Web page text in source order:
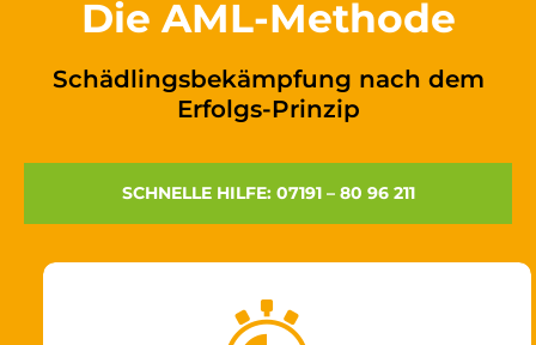
Die AML-Methode
Schädlingsbekämpfung nach dem
Erfolgs-Prinzip
SCHNELLE HILFE: 07191 – 80 96 211